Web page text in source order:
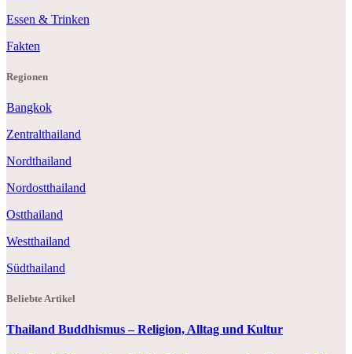
Essen & Trinken
Fakten
Regionen
Bangkok
Zentralthailand
Nordthailand
Nordostthailand
Ostthailand
Westthailand
Südthailand
Beliebte Artikel
Thailand Buddhismus – Religion, Alltag und Kultur